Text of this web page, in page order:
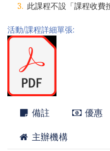
此課程不設「課程收費
活動/課程詳細單張:
備註 優惠
主辦機構